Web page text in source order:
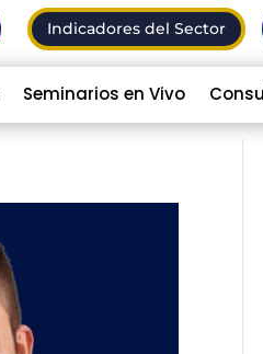
Indicadores del Sector
Seminarios en Vivo